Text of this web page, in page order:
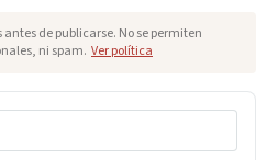
de publicarse. No se permiten
ni spam. Ver política